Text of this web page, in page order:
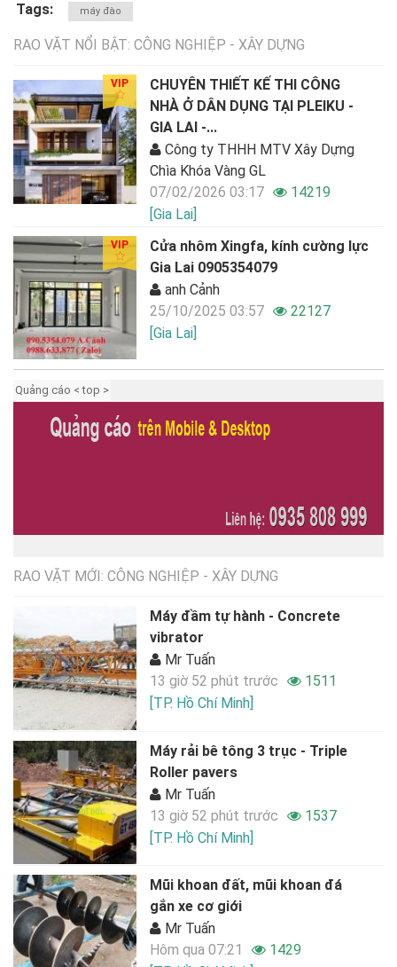
Tags: máy đào
RAO VẶT NỔI BẬT: CÔNG NGHIỆP - XÂY DỰNG
VIP
CHUYÊN THIẾT KẾ THI CÔNG
NHÀ Ở DÂN DỤNG TẠI PLEIKU -
GIA LAI -...
Công ty THHH MTV Xây Dựng
Chìa Khóa Vàng GL
07/02/2026 03:17
14219
[Gia Lai]
VIP
Cửa nhôm Xingfa, kính cường lực
Gia Lai 0905354079
anh Cảnh
25/10/2025 03:57
22127
[Gia Lai]
Quảng cáo < top >
RAO VẶT MỚI: CÔNG NGHIỆP - XÂY DỰNG
Máy đầm tự hành - Concrete
vibrator
Mr Tuấn
13 giờ 52 phút trước
1511
[TP. Hồ Chí Minh]
Máy rải bê tông 3 trục - Triple
Roller pavers
Mr Tuấn
13 giờ 52 phút trước
1537
[TP. Hồ Chí Minh]
Mũi khoan đất, mũi khoan đá
gắn xe cơ giới
Mr Tuấn
Hôm qua 07:21
1429